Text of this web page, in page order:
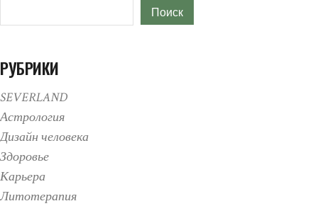
Поиск
РУБРИКИ
SEVERLAND
Астрология
Дизайн человека
Здоровье
Карьера
Литотерапия